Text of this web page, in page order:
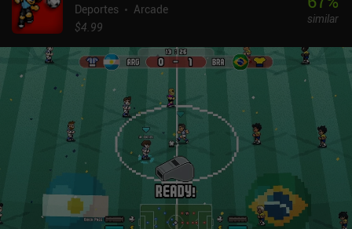
Deportes
Arcade
$4.99
similar